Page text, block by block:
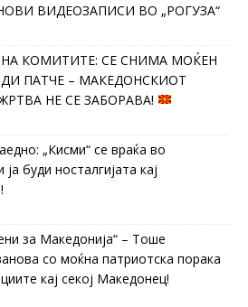
ВИДЕОЗАПИСИ ВО „РОГУЗА“
КОМИТИТЕ: СЕ СНИМА МОЌЕН
ПАТЧЕ – МАКЕДОНСКИОТ
НЕ СЕ ЗАБОРАВА!
„Кисми“ се враќа во
буди носталгијата кај
за Македонија“ – Тоше
со моќна патриотска порака
кај секој Македонец!